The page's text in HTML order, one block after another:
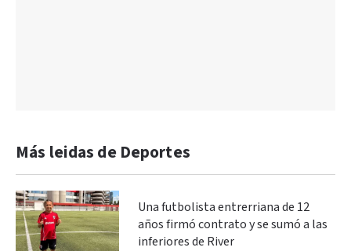
Más leidas de Deportes
Una futbolista entrerriana de 12
años firmó contrato y se sumó a las
inferiores de River